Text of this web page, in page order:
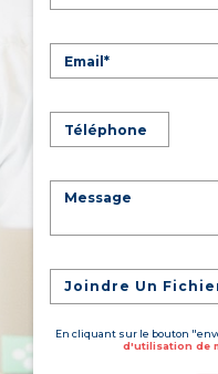
Joindre Un
En cliquant sur le bouton
d'utilisation de